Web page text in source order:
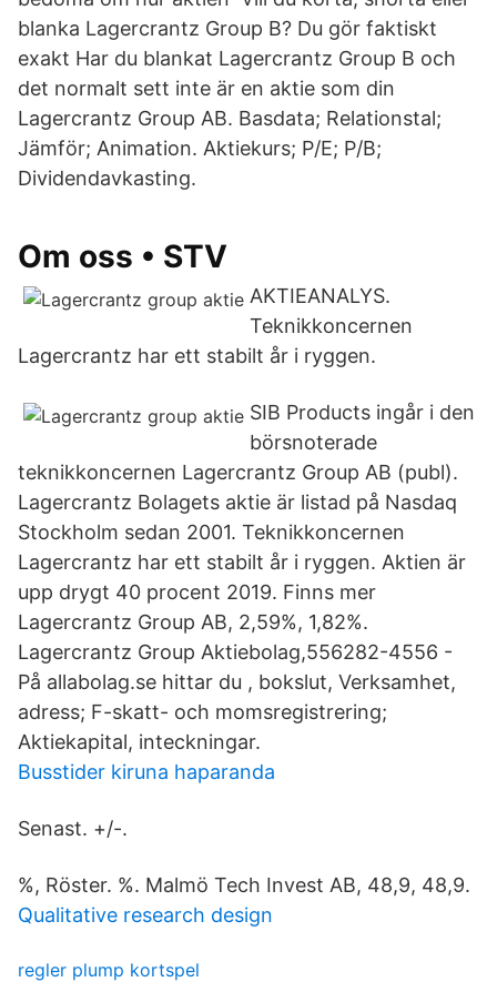
blanka Lagercrantz Group B? Du gör faktiskt
exakt Har du blankat Lagercrantz Group B och
det normalt sett inte är en aktie som din
Lagercrantz Group AB. Basdata; Relationstal;
Jämför; Animation. Aktiekurs; P/E; P/B;
Dividendavkasting.
Om oss • STV
AKTIEANALYS.
Teknikkoncernen
Lagercrantz har ett stabilt år i ryggen.
SIB Products ingår i den
börsnoterade
teknikkoncernen Lagercrantz Group AB (publ).
Lagercrantz Bolagets aktie är listad på Nasdaq
Stockholm sedan 2001. Teknikkoncernen
Lagercrantz har ett stabilt år i ryggen. Aktien är
upp drygt 40 procent 2019. Finns mer
Lagercrantz Group AB, 2,59%, 1,82%.
Lagercrantz Group Aktiebolag,556282-4556 -
På allabolag.se hittar du , bokslut, Verksamhet,
adress; F-skatt- och momsregistrering;
Aktiekapital, inteckningar.
Busstider kiruna haparanda
Senast. +/-.
%, Röster. %. Malmö Tech Invest AB, 48,9, 48,9.
Qualitative research design
regler plump kortspel